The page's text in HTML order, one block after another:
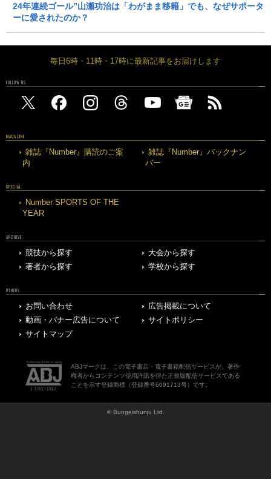
24年連続ゴール”山瀬功治は「わがまま移籍」でも、なぜサポータ
ーに愛されたのか？
毎日6時・11時・17時に最新記事をお届けします
FOLLOW US
MAGAZINE
雑誌『Number』購読のご案
内
雑誌『Number』バックナン
バー
SPECIAL
Number SPORTS OF THE
YEAR
ARCHIVE
競技から探す
大会から探す
著者から探す
学校から探す
OTHERS
お問い合わせ
広告掲載について
動画・バナー広告について
サイトポリシー
サイトマップ
ABJマークは、この電子書店・電子書籍配信サービスが、著作
権者からコンテンツ使用許諾を得た正規版配信サービスである
ことを示す登録商標（登録番号6091713号）です。
© Bungeishunju Ltd.